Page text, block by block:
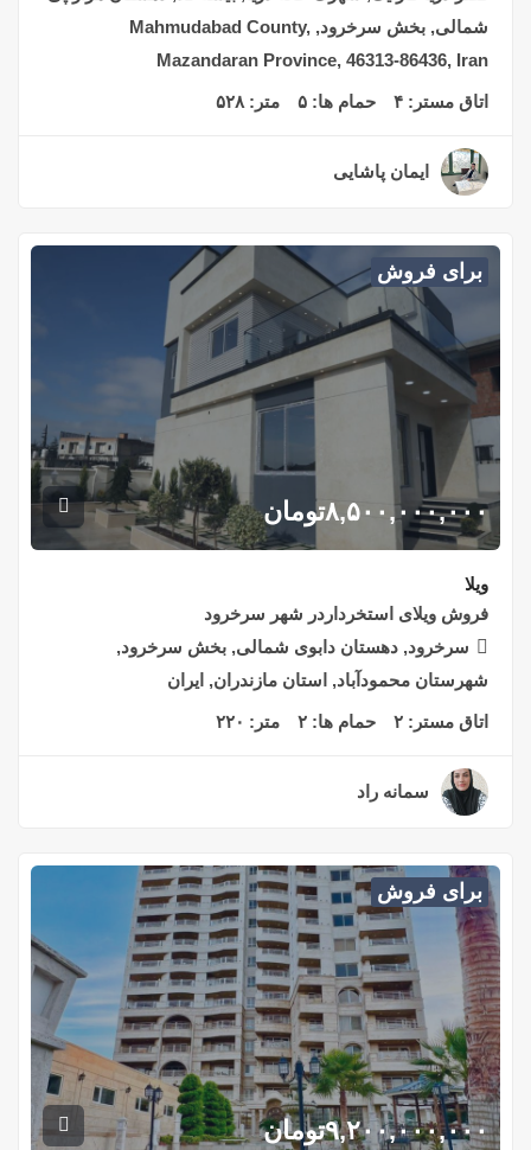
شمالی, بخش سرخرود, Mahmudabad County,
Mazandaran Province, 46313-86436, Iran
اتاق مستر: ۴ حمام ها: ۵ متر: ۵۲۸
ایمان پاشایی
برای فروش
۸,۵۰۰,۰۰۰,۰۰۰تومان
ویلا
فروش ویلای استخرداردر شهر سرخرود
سرخرود, دهستان دابوی شمالی, بخش سرخرود,
شهرستان محمودآباد, استان مازندران, ایران
اتاق مستر: ۲ حمام ها: ۲ متر: ۲۲۰
سمانه راد
برای فروش
۹,۲۰۰,۰۰۰,۰۰۰تومان